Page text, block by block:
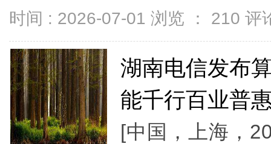
时间 : 2026-07-01 浏览 ： 210 评
湖南电信发布
能千行百业普
[中国，上海，